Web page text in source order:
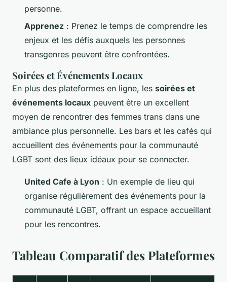
personne.
Apprenez : Prenez le temps de comprendre les
enjeux et les défis auxquels les personnes
transgenres peuvent être confrontées.
Soirées et Événements Locaux
En plus des plateformes en ligne, les soirées et
événements locaux peuvent être un excellent
moyen de rencontrer des femmes trans dans une
ambiance plus personnelle. Les bars et les cafés qui
accueillent des événements pour la communauté
LGBT sont des lieux idéaux pour se connecter.
United Cafe à Lyon : Un exemple de lieu qui
organise régulièrement des événements pour la
communauté LGBT, offrant un espace accueillant
pour les rencontres.
Tableau Comparatif des Plateformes